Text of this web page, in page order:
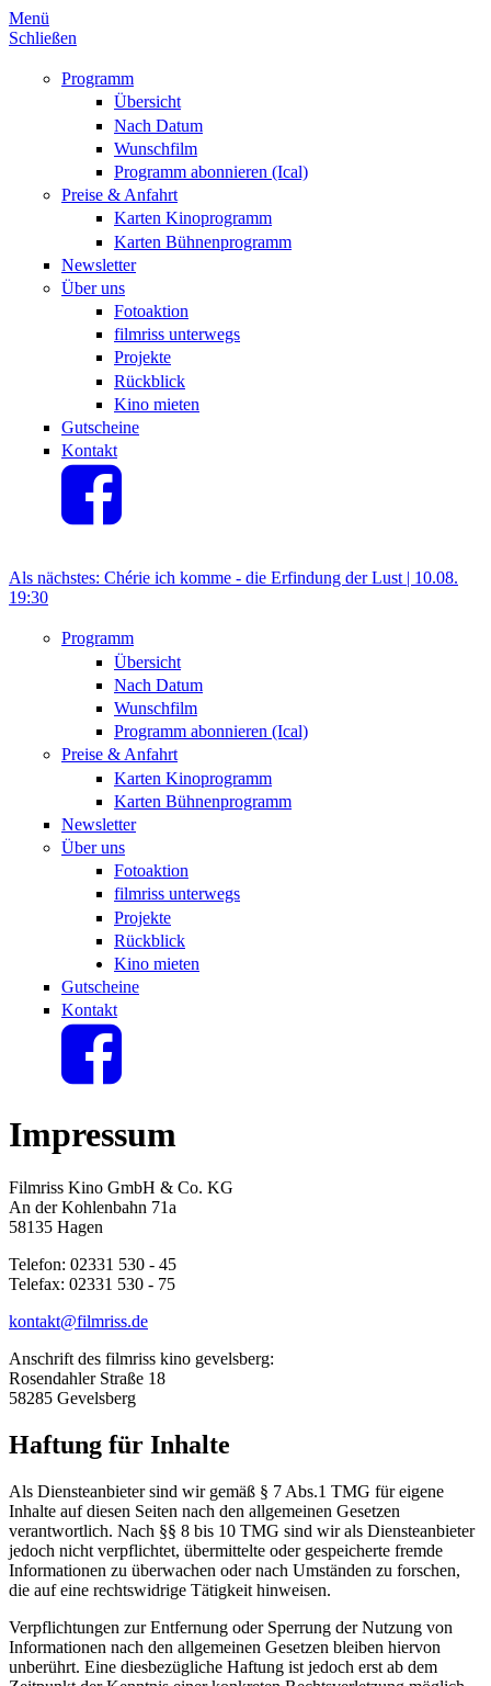
Menü
Schließen
Programm
Übersicht
Nach Datum
Wunschfilm
Programm abonnieren (Ical)
Preise & Anfahrt
Karten Kinoprogramm
Karten Bühnenprogramm
Newsletter
Über uns
Fotoaktion
filmriss unterwegs
Projekte
Rückblick
Kino mieten
Gutscheine
Kontakt
Als nächstes: Chérie ich komme - die Erfindung der Lust | 10.08.
19:30
Programm
Übersicht
Nach Datum
Wunschfilm
Programm abonnieren (Ical)
Preise & Anfahrt
Karten Kinoprogramm
Karten Bühnenprogramm
Newsletter
Über uns
Fotoaktion
filmriss unterwegs
Projekte
Rückblick
Kino mieten
Gutscheine
Kontakt
Impressum
Filmriss Kino GmbH & Co. KG
An der Kohlenbahn 71a
58135 Hagen
Telefon: 02331 530 - 45
Telefax: 02331 530 - 75
kontakt@filmriss.de
Anschrift des filmriss kino gevelsberg:
Rosendahler Straße 18
58285 Gevelsberg
Haftung für Inhalte
Als Diensteanbieter sind wir gemäß § 7 Abs.1 TMG für eigene
Inhalte auf diesen Seiten nach den allgemeinen Gesetzen
verantwortlich. Nach §§ 8 bis 10 TMG sind wir als Diensteanbieter
jedoch nicht verpflichtet, übermittelte oder gespeicherte fremde
Informationen zu überwachen oder nach Umständen zu forschen,
die auf eine rechtswidrige Tätigkeit hinweisen.
Verpflichtungen zur Entfernung oder Sperrung der Nutzung von
Informationen nach den allgemeinen Gesetzen bleiben hiervon
unberührt. Eine diesbezügliche Haftung ist jedoch erst ab dem